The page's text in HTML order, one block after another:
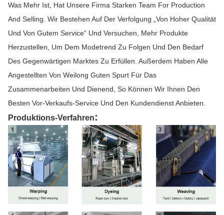
Was Mehr Ist, Hat Unsere Firma Starken Team For Production
And Selling. Wir Bestehen Auf Der Verfolgung „von Hoher Qualität
Und Von Gutem Service“ Und Versuchen, Mehr Produkte
Herzustellen, Um Dem Modetrend Zu Folgen Und Den Bedarf
Des Gegenwärtigen Marktes Zu Erfüllen. Außerdem Haben Alle
Angestellten Von Weilong Guten Spurt Für Das
Zusammenarbeiten Und Dienend, So Können Wir Ihnen Den
Besten Vor-Verkaufs-Service Und Den Kundendienst Anbieten.
Produktions-Verfahren: